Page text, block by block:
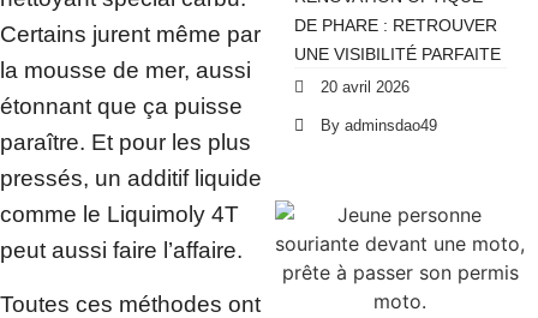
Certains jurent même par
la mousse de mer, aussi
étonnant que ça puisse
paraître. Et pour les plus
pressés, un additif liquide
comme le Liquimoly 4T
peut aussi faire l’affaire.
Toutes ces méthodes ont
DE PHARE : RETROUVER
UNE VISIBILITÉ PARFAITE
20 avril 2026
By adminsdao49